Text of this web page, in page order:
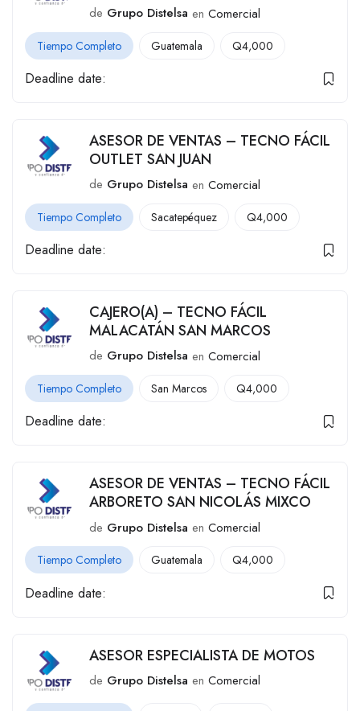
de Grupo Distelsa en Comercial
Tiempo Completo Guatemala Q4,000
Deadline date:
ASESOR DE VENTAS – TECNO FÁCIL
OUTLET SAN JUAN
de Grupo Distelsa en Comercial
Tiempo Completo Sacatepéquez Q4,000
Deadline date:
CAJERO(A) – TECNO FÁCIL
MALACATÁN SAN MARCOS
de Grupo Distelsa en Comercial
Tiempo Completo San Marcos Q4,000
Deadline date:
ASESOR DE VENTAS – TECNO FÁCIL
ARBORETO SAN NICOLÁS MIXCO
de Grupo Distelsa en Comercial
Tiempo Completo Guatemala Q4,000
Deadline date:
ASESOR ESPECIALISTA DE MOTOS
de Grupo Distelsa en Comercial